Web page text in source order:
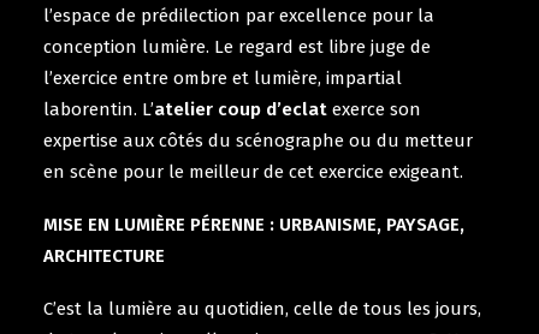
l’espace de prédilection par excellence pour la
conception lumière. Le regard est libre juge de
l’exercice entre ombre et lumière, impartial
laborentin. L’atelier coup d’eclat exerce son
expertise aux côtés du scénographe ou du metteur
en scène pour le meilleur de cet exercice exigeant.
MISE EN LUMIÈRE PÉRENNE : URBANISME, PAYSAGE,
ARCHITECTURE
C’est la lumière au quotidien, celle de tous les jours,